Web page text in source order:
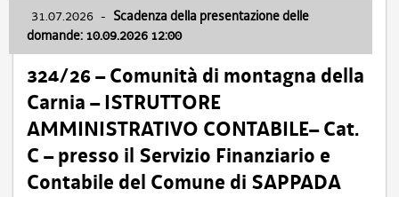
31.07.2026 - Scadenza della presentazione delle
domande: 10.09.2026 12:00
324/26 – Comunità di montagna della
Carnia – ISTRUTTORE
AMMINISTRATIVO CONTABILE– Cat.
C – presso il Servizio Finanziario e
Contabile del Comune di SAPPADA